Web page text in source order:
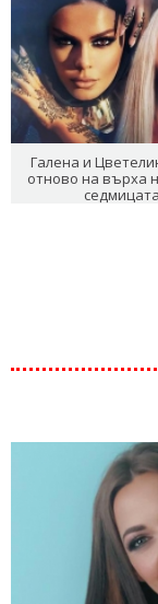
Галена и
отново на върха